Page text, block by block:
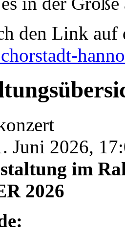
den Link auf
Juni 2026,
im
2026